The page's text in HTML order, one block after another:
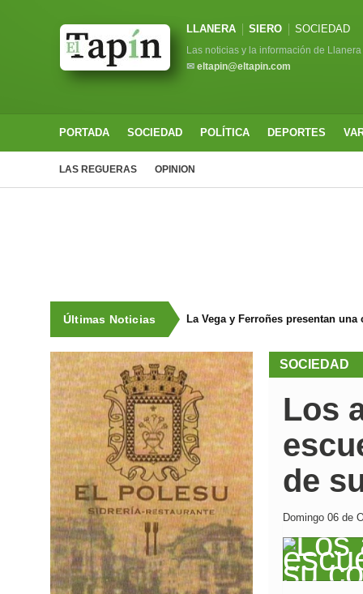
LLANERA SIERO SOCIEDAD
Las noticias y la información de Llanera
✉ eltapin@eltapin.com
PORTADA SOCIEDAD POLÍTICA DEPORTES
LAS REGUERAS OPINION
Últimas Noticias La Vega y Ferroñes presentan
SOCIEDAD
Los
de
Domingo 06 de